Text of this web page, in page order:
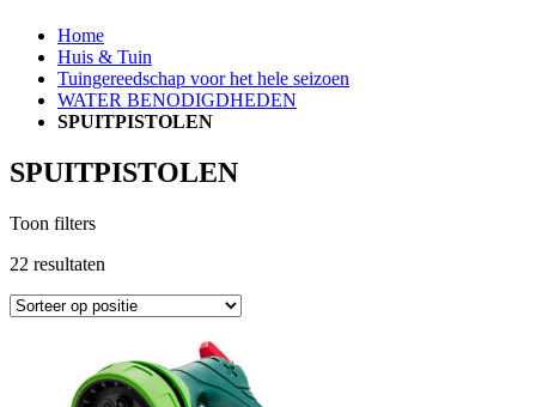
Home
Huis & Tuin
Tuingereedschap voor het hele seizoen
WATER BENODIGDHEDEN
SPUITPISTOLEN
SPUITPISTOLEN
Toon filters
22 resultaten